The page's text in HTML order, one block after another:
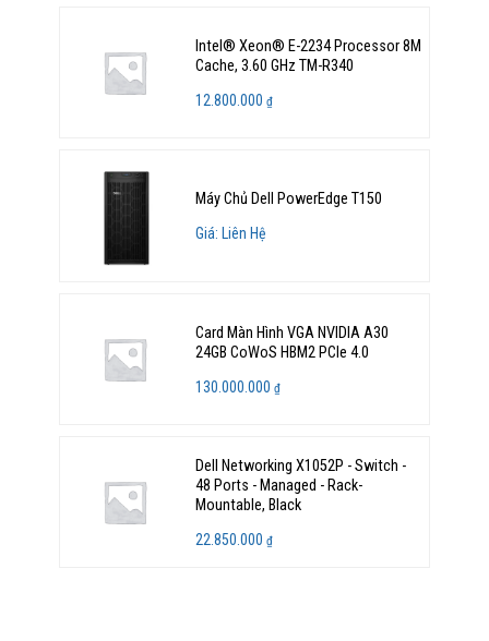
Intel® Xeon® E-2234 Processor 8M
Cache, 3.60 GHz TM-R340
12.800.000₫
Máy Chủ Dell PowerEdge T150
Giá: Liên Hệ
Card Màn Hình VGA NVIDIA A30
24GB CoWoS HBM2 PCIe 4.0
130.000.000₫
Dell Networking X1052P - Switch -
48 Ports - Managed - Rack-
Mountable, Black
22.850.000₫